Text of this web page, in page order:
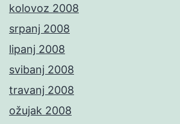
kolovoz 2008
srpanj 2008
lipanj 2008
svibanj 2008
travanj 2008
ožujak 2008